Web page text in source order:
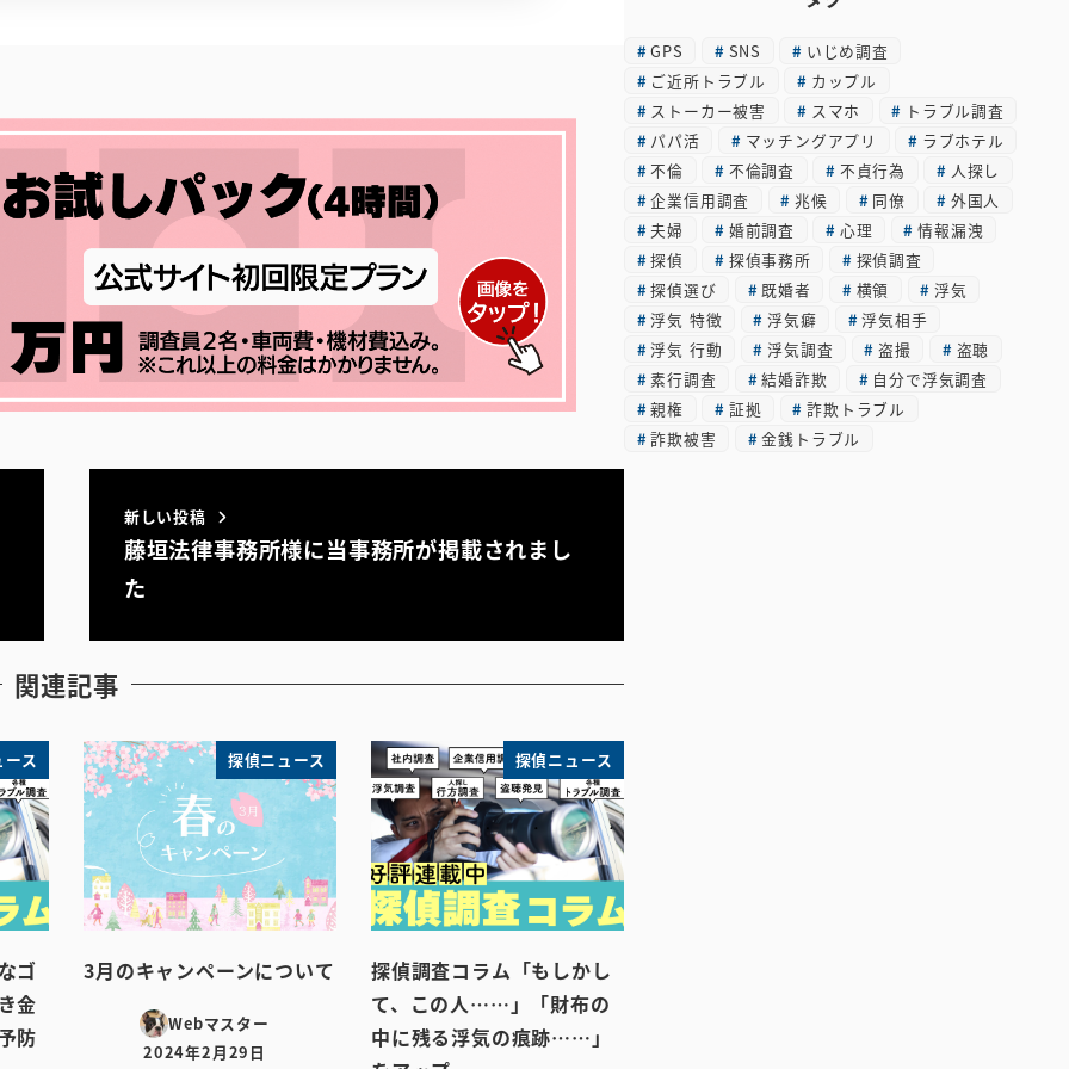
新しい投稿
藤垣法律事務所様に当事務所が掲載されまし
た
関連記事
ス
ゴ
金
防
探偵ニュース
3月のキャンペーンについて
Webマスター
投稿日
2024年2月29日
探偵ニュース
探偵調査コラム「もしかし
て、この人……」「財布の
中に残る浮気の痕跡……」
イ
ブ
GPS SNS
いじめ調査
ご近所トラブル
カップル
ストーカー被害
スマホ
トラブル調査
パパ活
マッチングアプリ
ラブホテル
不倫
不倫調査 不貞行為
人探し
企業信用調査
兆候 同僚
外国人
夫婦
婚前調査 心理
情報漏洩
探偵
探偵事務所
探偵調査
探偵選び
既婚者 横領
浮気
浮気 特徴
浮気癖
浮気相手
浮気 行動
浮気調査 盗撮
盗聴
素行調査
結婚詐欺
自分で浮気調査
親権
証拠
詐欺トラブル
詐欺被害
金銭トラブル